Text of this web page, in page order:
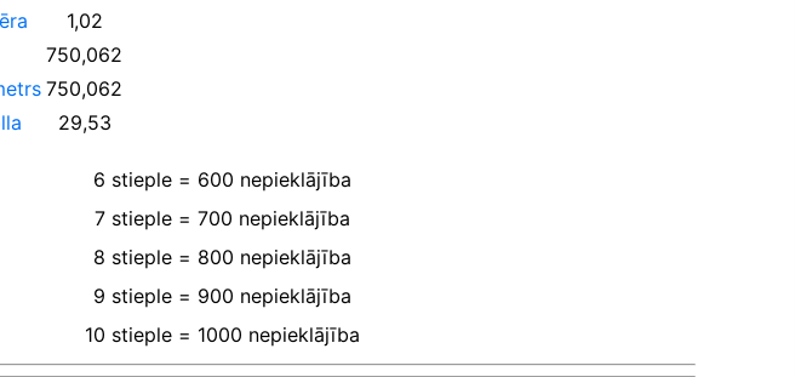
1,02
750,062
750,062
29,53
6 stieple= 600 nepieklājība
7 stieple= 700 nepieklājība
8 stieple= 800 nepieklājība
9 stieple= 900 nepieklājība
10 stieple= 1000 nepieklājība